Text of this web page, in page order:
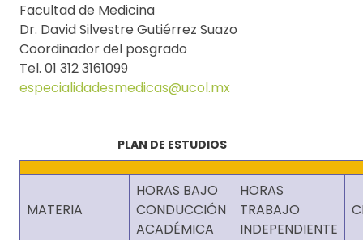
Facultad de Medicina
Dr. David Silvestre Gutiérrez Suazo
Coordinador del posgrado
Tel. 01 312 3161099
especialidadesmedicas@ucol.mx
PLAN DE ESTUDIOS
MATERIA
HORAS BAJO
CONDUCCIÓN
ACADÉMICA
HORAS
TRABAJO
INDEPENDIENTE